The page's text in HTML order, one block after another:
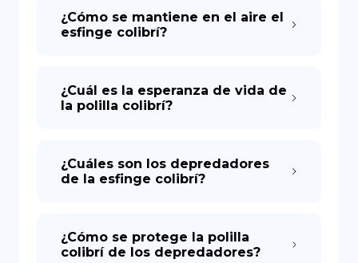
¿Cómo se mantiene en el aire el
esfinge colibrí?
¿Cuál es la esperanza de vida de
la polilla colibrí?
¿Cuáles son los depredadores
de la esfinge colibrí?
¿Cómo se protege la polilla
colibrí de los depredadores?